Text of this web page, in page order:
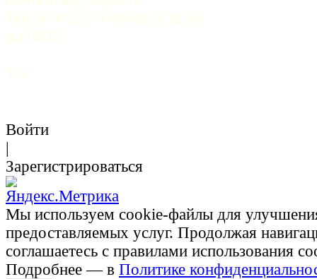
Тел. 8 (812) 274-35-25 (c 12.00
до 18.00)
12+
Войти
|
Зарегистрироваться
Мы используем cookie-файлы для
предоставляемых услуг. Продолжая
соглашаетесь с правилами использования
Подробнее — в Политике